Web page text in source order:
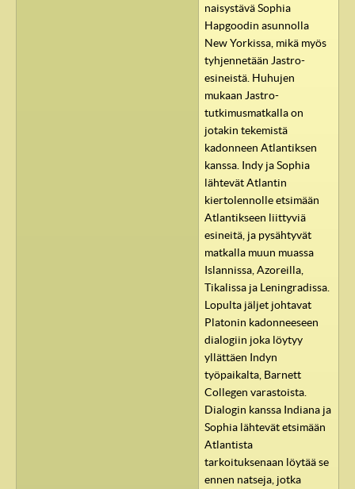
naisystävä Sophia
Hapgoodin asunnolla
New Yorkissa, mikä myös
tyhjennetään Jastro-
esineistä. Huhujen
mukaan Jastro-
tutkimusmatkalla on
jotakin tekemistä
kadonneen Atlantiksen
kanssa. Indy ja Sophia
lähtevät Atlantin
kiertolennolle etsimään
Atlantikseen liittyviä
esineitä, ja pysähtyvät
matkalla muun muassa
Islannissa, Azoreilla,
Tikalissa ja Leningradissa.
Lopulta jäljet johtavat
Platonin kadonneeseen
dialogiin joka löytyy
yllättäen Indyn
työpaikalta, Barnett
Collegen varastoista.
Dialogin kanssa Indiana ja
Sophia lähtevät etsimään
Atlantista
tarkoituksenaan löytää se
ennen natseja, jotka